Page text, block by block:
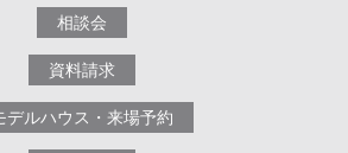
相談会
資料請求
デルハウス・来場予約